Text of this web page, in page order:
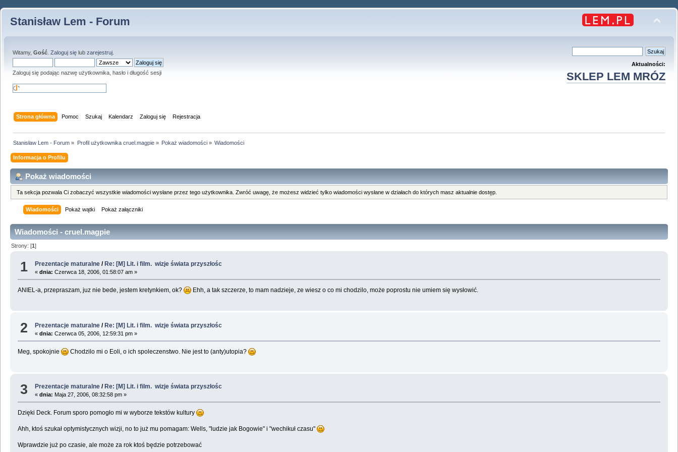
Stanisław Lem - Forum
Witamy, Gość Zaloguj się lub zarejestruj
Zaloguj się podając nazwę użytkownika, hasło i długość sesji
Aktualności:
SKLEP LEM MRÓZ
Strona główna Pomoc Szukaj Kalendarz Zaloguj się Rejestracja
Stanisław Lem - Forum » Profil użytkownika cruel.magpie» Pokaż wiadomości» Wiadomości
Informacja o Profilu
Pokaż wiadomości
Ta sekcja pozwala Ci zobaczyć wszystkie wiadomości wysłane przez tego użytkownika. Zwróć uwagę, że możesz widzieć tylko wiadomości wysłane w działach do których masz aktualnie dostęp.
Wiadomości Pokaż wątki Pokaż załączniki
Wiadomości - cruel.magpie
Strony: [1]
1 Prezentacje maturalne / Re: [M] Lit. i film. wizje świata przyszłośc
«dnia: Czerwca 18, 2006, 01:58:07 am »
ANIEL-a, przepraszam, juz nie bede, jestem kretynkiem, ok? Ehh, a tak szczerze, to mam nadzieje, ze wiesz o co mi chodzilo, może poprostu nie umiem się wysłowić.
2 Prezentacje maturalne /Re: [M] Lit. i film. wizje świata przyszłośc
«dnia: Czerwca 05, 2006, 12:59:31 pm »
Meg, spokojnie Chodzilo mi o Eoli, o ich spoleczenstwo. Nie jest to (anty)utopia?
3 Prezentacje maturalne / Re: [M] Lit. i film. wizje świata przyszłośc
«dnia: Maja 27, 2006, 08:32:58 pm »
Dzięki Deck. Forum sporo pomogło mi w wyborze tekstów kultury
Ahh, ktoś szukał optymistycznych wizji, no to już mu pomagam: Wells, "ludzie jak Bogowie" i "wechikuł czasu"
Wprawdzie już po czasie, ale może za rok ktoś będzie potrzebować